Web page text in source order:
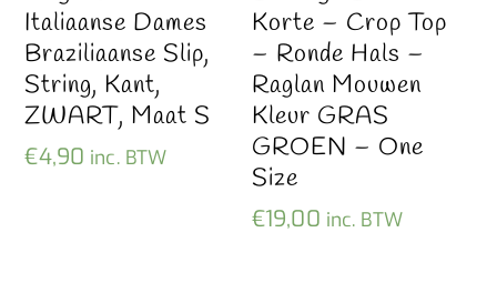
Italiaanse Dames
Braziliaanse Slip,
String, Kant,
ZWART, Maat S
€4,90 inc. BTW
Korte – Crop Top
– Ronde Hals –
Raglan Mouwen
Kleur GRAS
GROEN – One
Size
€19,00 inc. BTW